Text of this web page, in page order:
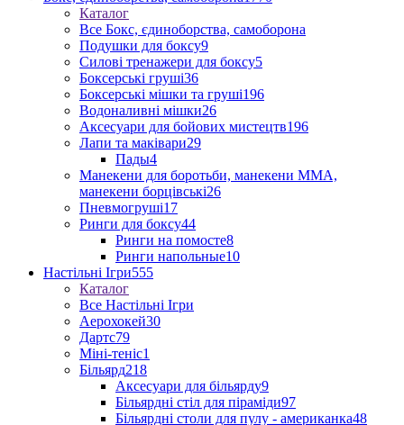
Каталог
Все Бокс, єдиноборства, самоборона
Подушки для боксу9
Силові тренажери для боксу5
Боксерські груші36
Боксерські мішки та груші196
Водоналивні мішки26
Аксесуари для бойових мистецтв196
Лапи та маківари29
Пады4
Манекени для боротьби, манекени ММА,
манекени борцівські26
Пневмогруші17
Ринги для боксу44
Ринги на помосте8
Ринги напольные10
Настільні Ігри555
Каталог
Все Настільні Ігри
Аерохокей30
Дартс79
Міні-теніс1
Більярд218
Аксесуари для більярду9
Більярдні стіл для піраміди97
Більярдні столи для пулу - американка48